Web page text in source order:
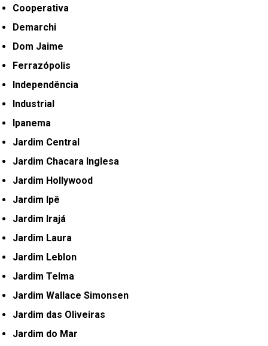
Cooperativa
Demarchi
Dom Jaime
Ferrazópolis
Independência
Industrial
Ipanema
Jardim Central
Jardim Chacara Inglesa
Jardim Hollywood
Jardim Ipê
Jardim Irajá
Jardim Laura
Jardim Leblon
Jardim Telma
Jardim Wallace Simonsen
Jardim das Oliveiras
Jardim do Mar